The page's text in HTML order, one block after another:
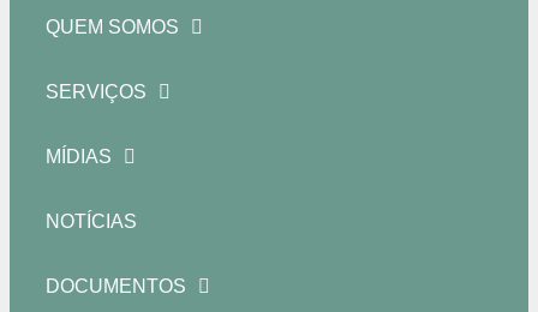
QUEM SOMOS
SERVIÇOS
MÍDIAS
NOTÍCIAS
DOCUMENTOS